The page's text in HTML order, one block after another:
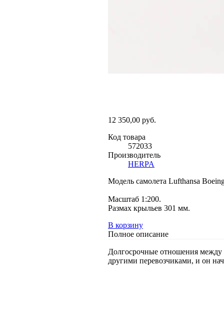
12 350,00 руб.
Код товара
572033
Производитель
HERPA
Модель самолета Lufthansa
Масштаб 1:200.
Размах крыльев 301 мм.
В корзину
Полное описание
Долгосрочные отношения между
другими перевозчиками, и он